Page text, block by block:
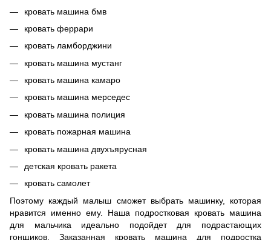
кровать машина бмв
кровать феррари
кровать ламборджини
кровать машина мустанг
кровать машина камаро
кровать машина мерседес
кровать машина полиция
кровать пожарная машина
кровать машина двухъярусная
детская кровать ракета
кровать самолет
Поэтому каждый малыш сможет выбрать машинку, которая
нравится именно ему. Наша подростковая кровать машина
для мальчика идеально подойдет для подрастающих
гонщиков. Заказанная кровать машина для подростка